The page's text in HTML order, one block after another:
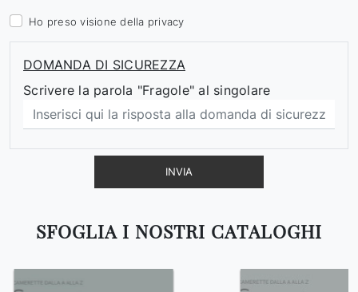
SFOGLIA I NOSTRI CATALOGHI
Ho preso visione della privacy
DOMANDA DI SICUREZZA
Scrivere la parola "Fragole" al singolare
INVIA